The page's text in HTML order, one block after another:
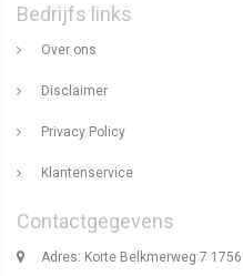
Bedrijfs links
Over ons
Disclaimer
Privacy Policy
Klantenservice
Contactgegevens
Adres: Korte Belkmerweg 7